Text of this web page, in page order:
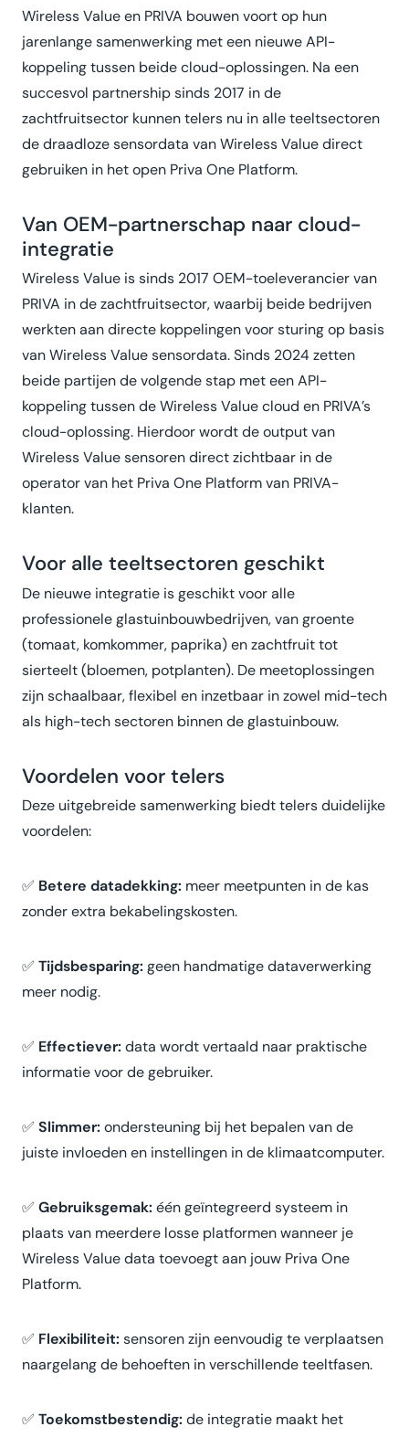
Wireless Value en PRIVA bouwen voort op hun
jarenlange samenwerking met een nieuwe API-
koppeling tussen beide cloud-oplossingen. Na een
succesvol partnership sinds 2017 in de
zachtfruitsector kunnen telers nu in alle teeltsectoren
de draadloze sensordata van Wireless Value direct
gebruiken in het open Priva One Platform.
Van OEM-partnerschap naar cloud-
integratie
Wireless Value is sinds 2017 OEM-toeleverancier van
PRIVA in de zachtfruitsector, waarbij beide bedrijven
werkten aan directe koppelingen voor sturing op basis
van Wireless Value sensordata. Sinds 2024 zetten
beide partijen de volgende stap met een API-
koppeling tussen de Wireless Value cloud en PRIVA’s
cloud-oplossing. Hierdoor wordt de output van
Wireless Value sensoren direct zichtbaar in de
operator van het Priva One Platform van PRIVA-
klanten.
Voor alle teeltsectoren geschikt
De nieuwe integratie is geschikt voor alle
professionele glastuinbouwbedrijven, van groente
(tomaat, komkommer, paprika) en zachtfruit tot
sierteelt (bloemen, potplanten). De meetoplossingen
zijn schaalbaar, flexibel en inzetbaar in zowel mid-tech
als high-tech sectoren binnen de glastuinbouw.
Voordelen voor telers
Deze uitgebreide samenwerking biedt telers duidelijke
voordelen:
✅ Betere datadekking: meer meetpunten in de kas
zonder extra bekabelingskosten.
✅ Tijdsbesparing: geen handmatige dataverwerking
meer nodig.
✅ Effectiever: data wordt vertaald naar praktische
informatie voor de gebruiker.
✅ Slimmer: ondersteuning bij het bepalen van de
juiste invloeden en instellingen in de klimaatcomputer.
✅ Gebruiksgemak: één geïntegreerd systeem in
plaats van meerdere losse platformen wanneer je
Wireless Value data toevoegt aan jouw Priva One
Platform.
✅ Flexibiliteit: sensoren zijn eenvoudig te verplaatsen
naargelang de behoeften in verschillende teeltfasen.
✅ Toekomstbestendig: de integratie maakt het